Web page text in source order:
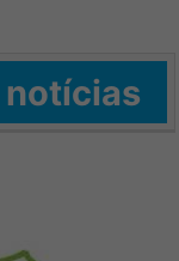
notícias